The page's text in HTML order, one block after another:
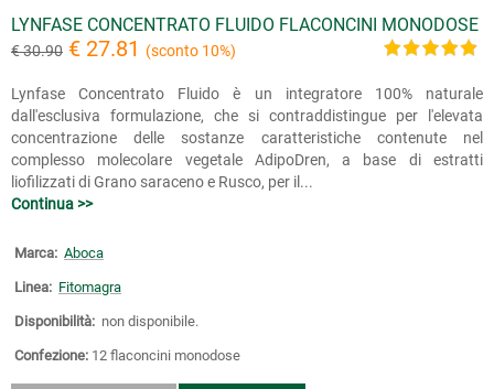
LYNFASE CONCENTRATO FLUIDO FLACONCINI MONODOSE
€ 30.90 € 27.81 (sconto 10%)
Lynfase Concentrato Fluido è un integratore 100% naturale
dall'esclusiva formulazione, che si contraddistingue per l'elevata
concentrazione delle sostanze caratteristiche contenute nel
complesso molecolare vegetale AdipoDren, a base di estratti
liofilizzati di Grano saraceno e Rusco, per il...
Continua >>
Marca: Aboca
Linea: Fitomagra
Disponibilità: non disponibile.
Confezione: 12 flaconcini monodose